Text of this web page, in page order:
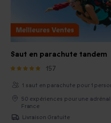
Saut en parachute tandem
157
1 saut en parachute pour 1
50 expériences pour une
France
Livraison Gratuite